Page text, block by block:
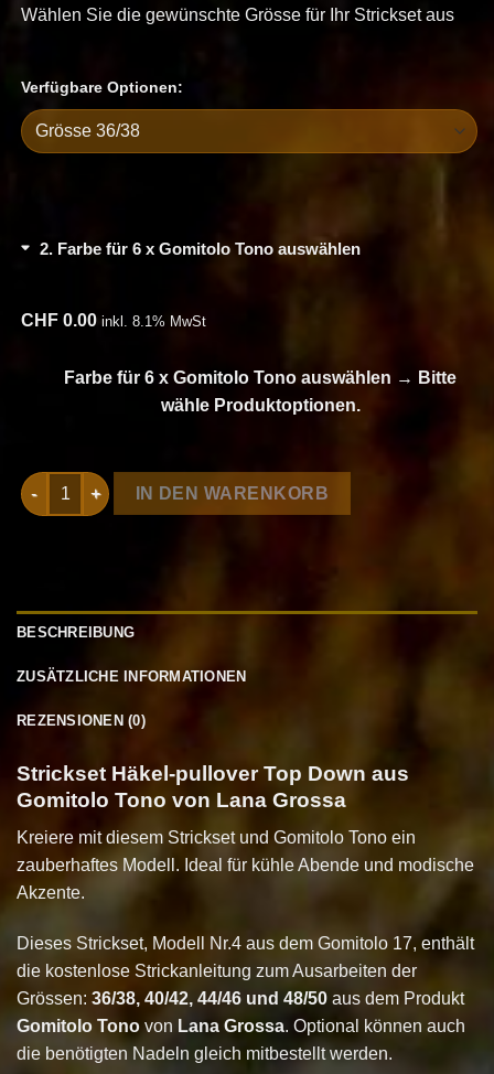
Wählen Sie die gewünschte Grösse für Ihr Strickset aus
Verfügbare Optionen:
2 Farbe für 6 x Gomitolo Tono auswählen
CHF 0.00 inkl. 8.1% MwSt
Farbe für 6 x Gomitolo Tono auswählen → Bitte
wähle Produktoptionen.
Strickset Häkel-pullover Top Down aus Gomitolo Tono von
IN DEN WARENKORB
BESCHREIBUNG
ZUSÄTZLICHE INFORMATIONEN
REZENSIONEN (0)
Strickset Häkel-pullover Top Down aus
Gomitolo Tono von Lana Grossa
Kreiere mit diesem Strickset und Gomitolo Tono ein
zauberhaftes Modell. Ideal für kühle Abende und modische
Akzente.
Dieses Strickset, Modell Nr.4 aus dem Gomitolo 17, enthält
die kostenlose Strickanleitung zum Ausarbeiten der
Grössen: 36/38, 40/42, 44/46 und 48/50 aus dem Produkt
Gomitolo Tono von Lana Grossa. Optional können auch
die benötigten Nadeln gleich mitbestellt werden.